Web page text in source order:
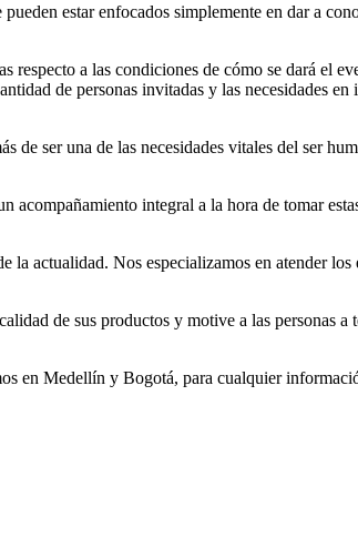
estar enfocados simplemente en dar a
respecto a las condiciones de cómo se dará el
de personas invitadas y las necesidades en
de ser una de las necesidades vitales del ser
acompañamiento integral a la hora de tomar
la actualidad. Nos especializamos en atender los
de sus productos y motive a las personas
en Medellín y Bogotá, para cualquier